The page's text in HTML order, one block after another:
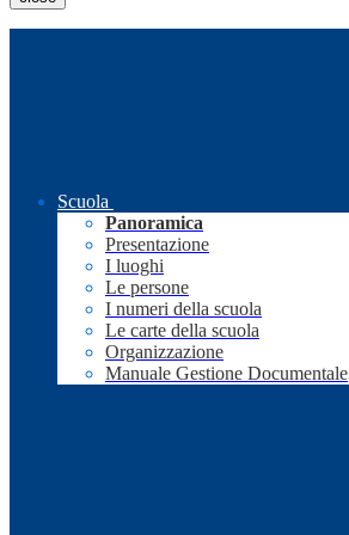
Scuola
Panoramica
Presentazione
I luoghi
Le persone
I numeri della scuola
Le carte della scuola
Organizzazione
Manuale Gestione Documentale